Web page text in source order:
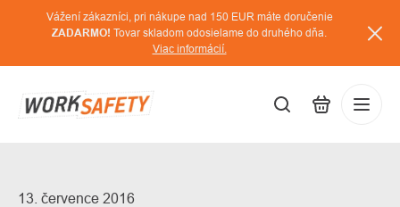
Vážení zákazníci, pri nákupe nad 150 EUR máte doručenie
ZADARMO! Tovar skladom odosielame do druhého dňa.
Viac informácií.
13. července 2016